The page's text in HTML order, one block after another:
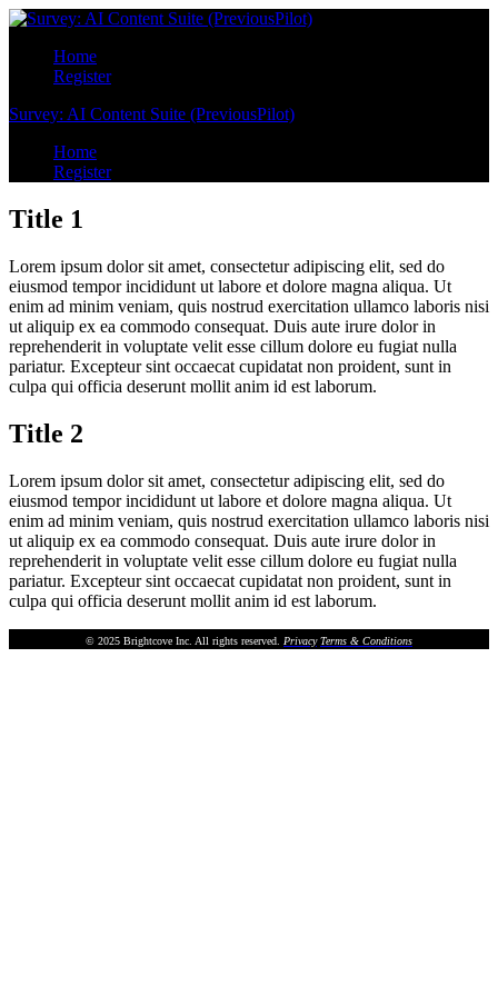
Home
Register
Survey: AI Content Suite (PreviousPilot)
Home
Register
Title 1
Lorem ipsum dolor sit amet, consectetur adipiscing elit, sed do
eiusmod tempor incididunt ut labore et dolore magna aliqua. Ut
enim ad minim veniam, quis nostrud exercitation ullamco laboris nisi
ut aliquip ex ea commodo consequat. Duis aute irure dolor in
reprehenderit in voluptate velit esse cillum dolore eu fugiat nulla
pariatur. Excepteur sint occaecat cupidatat non proident, sunt in
culpa qui officia deserunt mollit anim id est laborum.
Title 2
Lorem ipsum dolor sit amet, consectetur adipiscing elit, sed do
eiusmod tempor incididunt ut labore et dolore magna aliqua. Ut
enim ad minim veniam, quis nostrud exercitation ullamco laboris nisi
ut aliquip ex ea commodo consequat. Duis aute irure dolor in
reprehenderit in voluptate velit esse cillum dolore eu fugiat nulla
pariatur. Excepteur sint occaecat cupidatat non proident, sunt in
culpa qui officia deserunt mollit anim id est laborum.
© 2025 Brightcove Inc. All rights reserved. Privacy Terms & Conditions